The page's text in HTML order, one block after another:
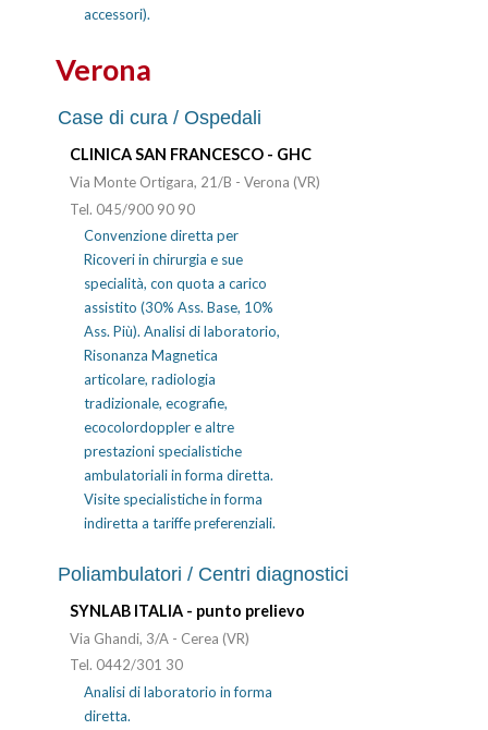
accessori).
Verona
Case di cura / Ospedali
CLINICA SAN FRANCESCO - GHC
Via Monte Ortigara, 21/B - Verona (VR)
Tel. 045/900 90 90
Convenzione diretta per
Ricoveri in chirurgia e sue
specialità, con quota a carico
assistito (30% Ass. Base, 10%
Ass. Più). Analisi di laboratorio,
Risonanza Magnetica
articolare, radiologia
tradizionale, ecografie,
ecocolordoppler e altre
prestazioni specialistiche
ambulatoriali in forma diretta.
Visite specialistiche in forma
indiretta a tariffe preferenziali.
Poliambulatori / Centri diagnostici
SYNLAB ITALIA - punto prelievo
Via Ghandi, 3/A - Cerea (VR)
Tel. 0442/301 30
Analisi di laboratorio in forma
diretta.